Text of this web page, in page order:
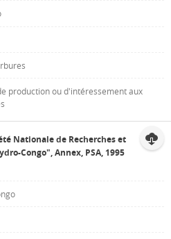
production ou d'intéressement aux
Nationale de Recherches et
Congo", Annex, PSA, 1995